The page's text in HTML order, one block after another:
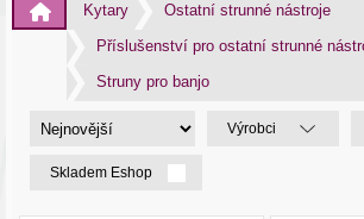
Kytary
Ostatní strunné nástroje
Příslušenství pro ostatní strunné
Struny pro banjo
Výrobci
Skladem Eshop